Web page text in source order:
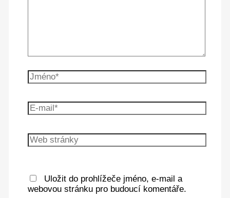
Uložit do prohlížeče jméno, e-mail a
webovou stránku pro budoucí komentáře.